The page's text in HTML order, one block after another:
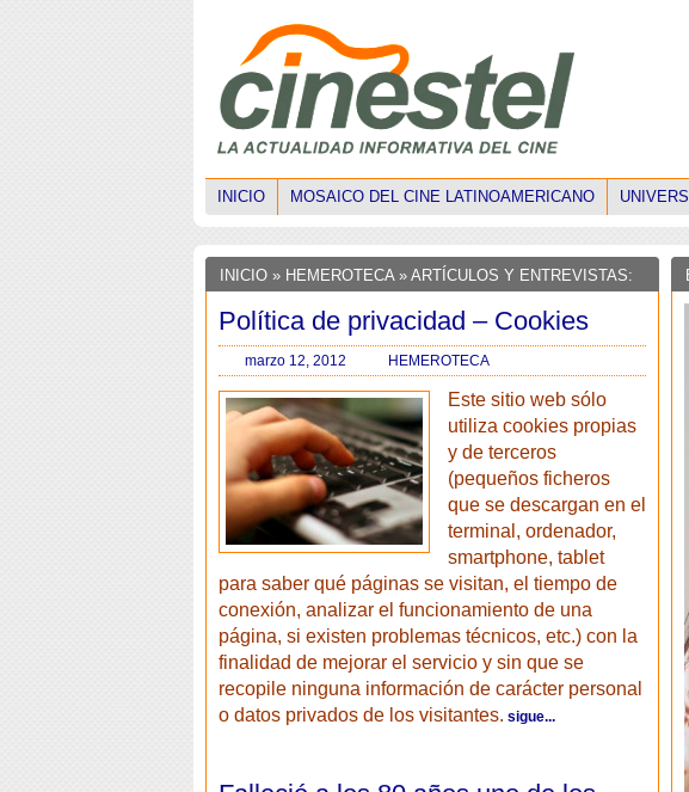
INICIO MOSAICO DEL CINE LATINOAMERICANO
INICIO » HEMEROTECA » ARTÍCULOS Y ENTREVISTAS:
Política de privacidad – Cookies
marzo 12, 2012 HEMEROTECA
Este sitio web sólo
utiliza cookies propias
y de terceros
(pequeños ficheros
que se descargan en el
terminal, ordenador,
smartphone, tablet
para saber qué páginas se visitan, el tiempo de
conexión, analizar el funcionamiento de una
página, si existen problemas técnicos, etc.) con la
finalidad de mejorar el servicio y sin que se
recopile ninguna información de carácter personal
o datos privados de los visitantes. sigue...